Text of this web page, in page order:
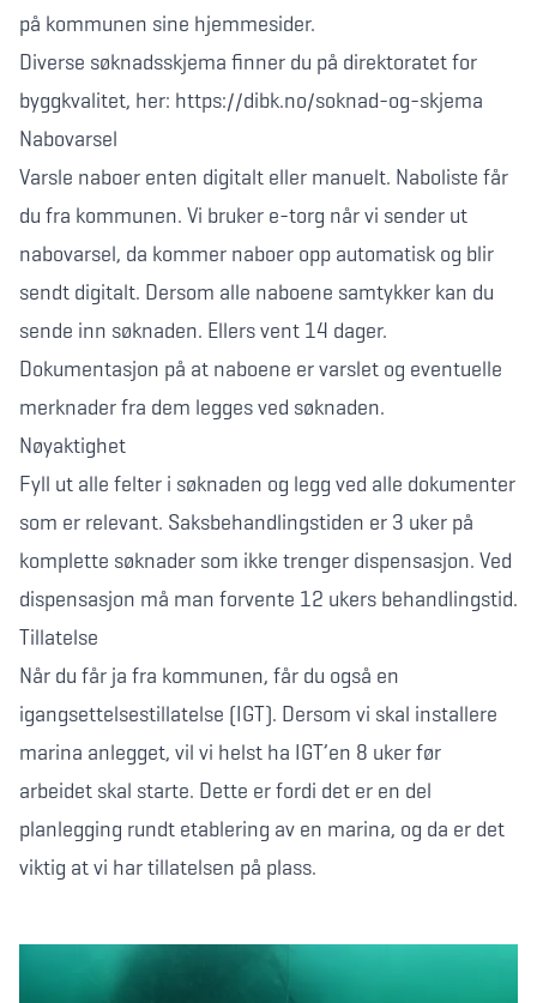
på kommunen sine hjemmesider.
Diverse søknadsskjema finner du på direktoratet for
byggkvalitet, her: https://dibk.no/soknad-og-skjema
Nabovarsel
Varsle naboer enten digitalt eller manuelt. Naboliste får
du fra kommunen. Vi bruker e-torg når vi sender ut
nabovarsel, da kommer naboer opp automatisk og blir
sendt digitalt. Dersom alle naboene samtykker kan du
sende inn søknaden. Ellers vent 14 dager.
Dokumentasjon på at naboene er varslet og eventuelle
merknader fra dem legges ved søknaden.
Nøyaktighet
Fyll ut alle felter i søknaden og legg ved alle dokumenter
som er relevant. Saksbehandlingstiden er 3 uker på
komplette søknader som ikke trenger dispensasjon. Ved
dispensasjon må man forvente 12 ukers behandlingstid.
Tillatelse
Når du får ja fra kommunen, får du også en
igangsettelsestillatelse (IGT). Dersom vi skal installere
marina anlegget, vil vi helst ha IGT’en 8 uker før
arbeidet skal starte. Dette er fordi det er en del
planlegging rundt etablering av en marina, og da er det
viktig at vi har tillatelsen på plass.